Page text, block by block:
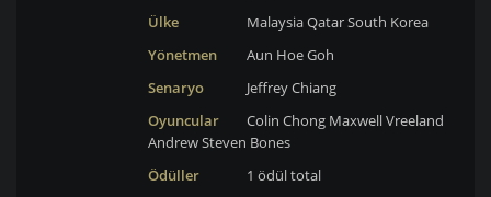
Ülke
MalaysiaQatarSouth Korea
Yönetmen
Aun Hoe Goh
Senaryo
Jeffrey Chiang
Oyuncular
Colin Chong Maxwell Vreeland
AndrewSteven Bones
Ödüller
1 ödül total